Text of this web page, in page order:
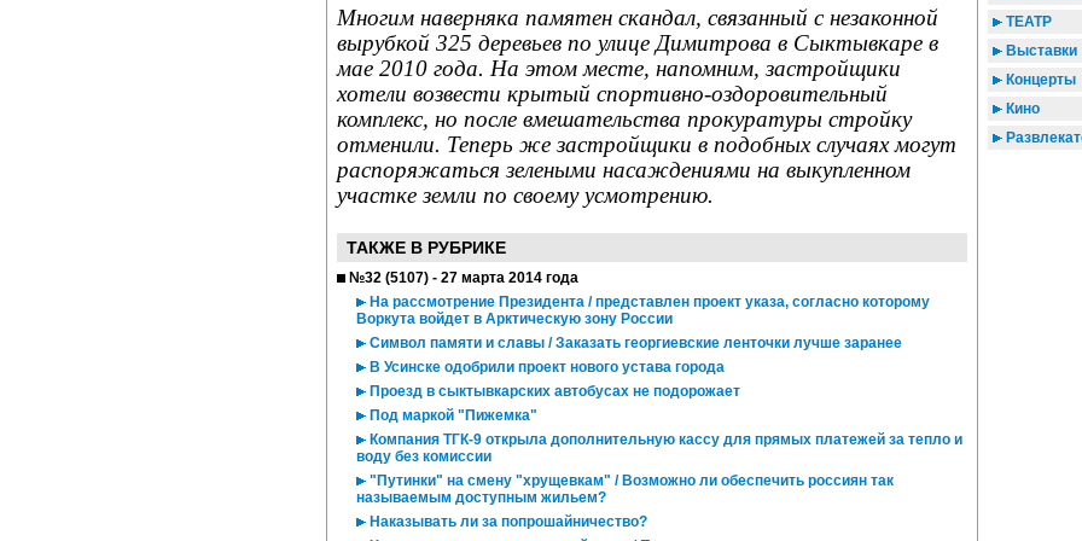
Многим наверняка памятен скандал, связанный с незаконной
вырубкой 325 деревьев по улице Димитрова в Сыктывкаре в
мае 2010 года. На этом месте, напомним, застройщики
хотели возвести крытый спортивно-оздоровительный
комплекс, но после вмешательства прокуратуры стройку
отменили. Теперь же застройщики в подобных случаях могут
распоряжаться зелеными насаждениями на выкупленном
участке земли по своему усмотрению.
ТАКЖЕ В РУБРИКЕ
№32 (5107) - 27 марта 2014 года
На рассмотрение Президента / представлен проект указа, согласно которому
Воркута войдет в Арктическую зону России
Символ памяти и славы / Заказать георгиевские ленточки лучше заранее
В Усинске одобрили проект нового устава города
Проезд в сыктывкарских автобусах не подорожает
Под маркой "Пижемка"
Компания ТГК-9 открыла дополнительную кассу для прямых платежей за тепло и
воду без комиссии
"Путинки" на смену "хрущевкам" / Возможно ли обеспечить россиян так
называемым доступным жильем?
Наказывать ли за попрошайничество?
ТЕАТР
Выставки
Концерты
Кино